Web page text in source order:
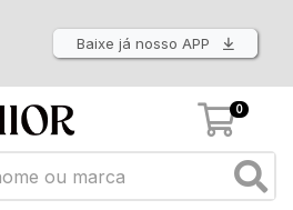
Baixe já nosso APP
0